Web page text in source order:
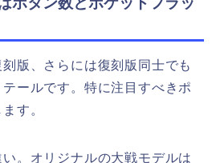
版、さらには復刻版同士でも
ールです。特に注目すべきポ
す。
。オリジナルの大戦モデルは